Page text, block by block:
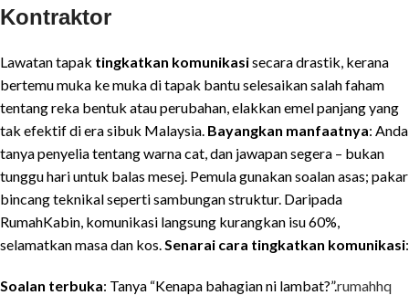
Kontraktor
Lawatan tapak tingkatkan komunikasisecara drastik, kerana
bertemu muka ke muka di tapak bantu selesaikan salah faham
tentang reka bentuk atau perubahan, elakkan emel panjang yang
tak efektif di era sibuk Malaysia. Bayangkan manfaatnya: Anda
tanya penyelia tentang warna cat, dan jawapan segera – bukan
tunggu hari untuk balas mesej. Pemula gunakan soalan asas; pakar
bincang teknikal seperti sambungan struktur. Daripada
RumahKabin, komunikasi langsung kurangkan isu 60%,
selamatkan masa dan kos. Senarai cara tingkatkan komunikasi:
Soalan terbuka: Tanya “Kenapa bahagian ni lambat?”.rumahhq